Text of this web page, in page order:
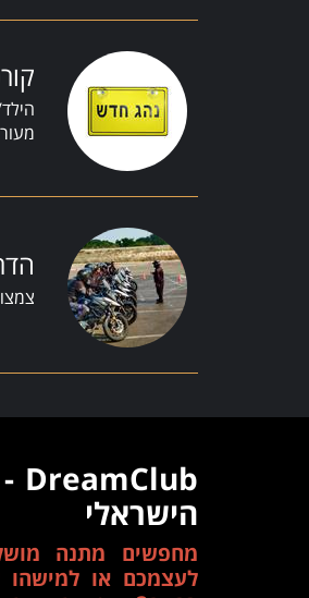
הישראלי
מחפשים מתנה
לעצמכם או